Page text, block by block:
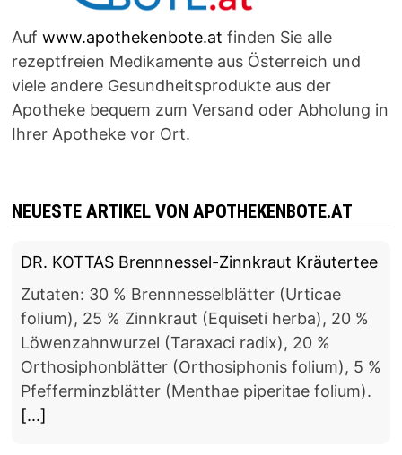
Auf www.apothekenbote.at finden Sie alle
rezeptfreien Medikamente aus Österreich und
viele andere Gesundheitsprodukte aus der
Apotheke bequem zum Versand oder Abholung in
Ihrer Apotheke vor Ort.
NEUESTE ARTIKEL VON APOTHEKENBOTE.AT
DR. KOTTAS Brennnessel-Zinnkraut Kräutertee
Zutaten: 30 % Brennnesselblätter (Urticae
folium), 25 % Zinnkraut (Equiseti herba), 20 %
Löwenzahnwurzel (Taraxaci radix), 20 %
Orthosiphonblätter (Orthosiphonis folium), 5 %
Pfefferminzblätter (Menthae piperitae folium).
[...]